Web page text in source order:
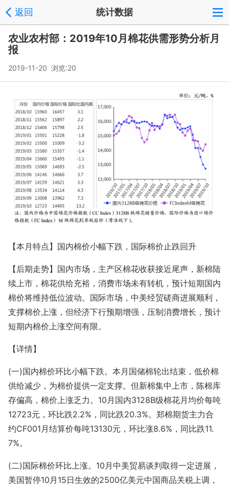
返回 统计数据
农业农村部：2019年10月棉花供需形势分析月
报
2019-11-20 浏览:20
【本月特点】国内棉价小幅下跌，国际棉价止跌回升
【后期走势】国内市场，主产区棉花收获接近尾声，新棉陆
续上市，棉花供给充裕，消费市场未有转机，预计短期国内
棉价将维持低位波动。国际市场，中美经贸磋商进展顺利，
支撑棉价上涨，但经济下行预期增强，压制消费增长，预计
短期内棉价上涨空间有限。
【详情】
(一)国内棉价环比小幅下跌。本月国储棉轮出结束，低价棉
供给减少，为棉价提供一定支撑。但新棉集中上市，陈棉库
存偏高，棉价上涨乏力。10月国内3128B级棉花月均价每吨
12723元，环比跌2.2%，同比跌20.3%。郑棉期货主力合
约CF001月结算价每吨13130元，环比涨8.6%，同比跌11.
7%。
(二)国际棉价环比上涨。10月中美贸易谈判取得一定进展，
美国暂停10月15日生效的2500亿美元中国商品关税上调，